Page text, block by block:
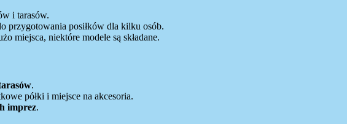
i tarasów.
przygotowania posiłków dla kilku osób.
miejsca, niektóre modele są składane.
.
półki i miejsce na akcesoria.
imprez.